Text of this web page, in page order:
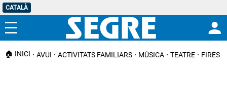
CATALÀ
Menú
🏠 INICI AVUI ACTIVITATS FAMILIARS MÚSICA TEATRE FIRES I